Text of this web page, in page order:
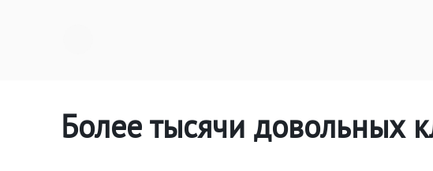
Более тысячи довольных